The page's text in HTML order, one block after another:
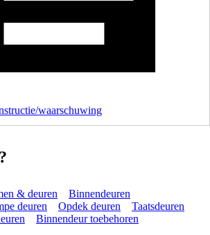
waarschuwing
& deuren
Binnendeuren
deuren Opdek deuren
Taatsdeuren
Binnendeur toebehoren